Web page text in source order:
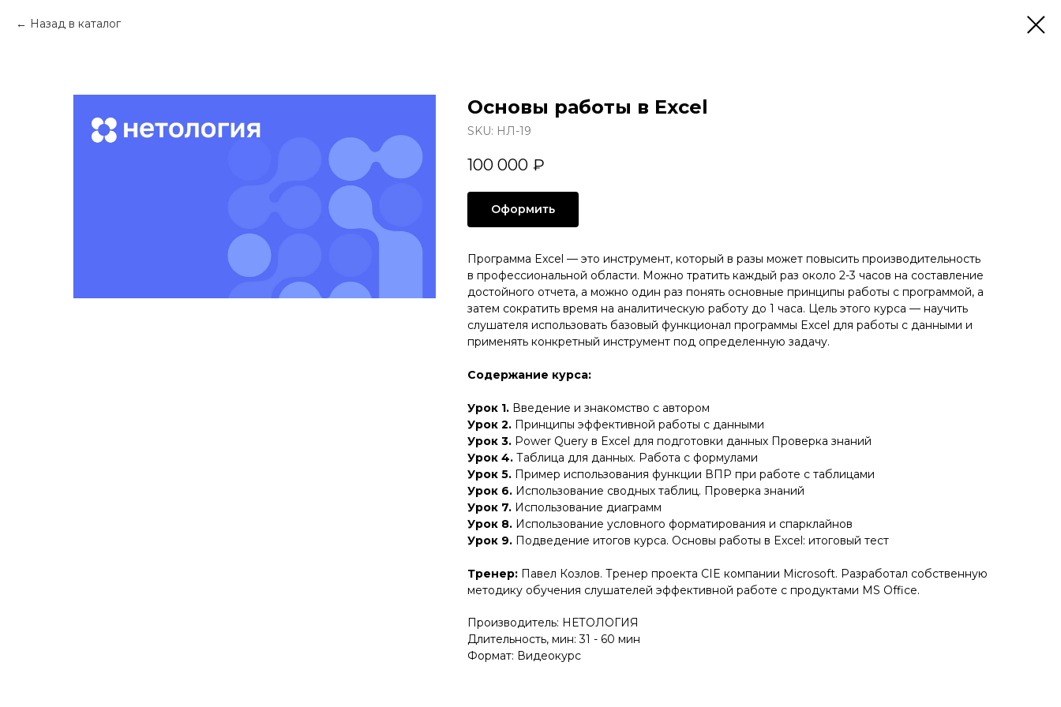
Назад в каталог
Основы работы в Excel
SKU: НЛ-19
100 000 ₽
Оформить
Программа Excel — это инструмент, который в разы может повысить производительность
в профессиональной области. Можно тратить каждый раз около 2-3 часов на составление
достойного отчета, а можно один раз понять основные принципы работы с программой, а
затем сократить время на аналитическую работу до 1 часа. Цель этого курса — научить
слушателя использовать базовый функционал программы Excel для работы с данными и
применять конкретный инструмент под определенную задачу.
Содержание курса:
Урок 1. Введение и знакомство с автором
Урок 2. Принципы эффективной работы с данными
Урок 3. Power Query в Excel для подготовки данных Проверка знаний
Урок 4. Таблица для данных. Работа с формулами
Урок 5. Пример использования функции ВПР при работе с таблицами
Урок 6. Использование сводных таблиц. Проверка знаний
Урок 7. Использование диаграмм
Урок 8. Использование условного форматирования и спарклайнов
Урок 9. Подведение итогов курса. Основы работы в Excel: итоговый тест
Тренер: Павел Козлов. Тренер проекта CIE компании Microsoft. Разработал собственную
методику обучения слушателей эффективной работе с продуктами MS Office.
Производитель: НЕТОЛОГИЯ
Длительность, мин: 31 - 60 мин
Формат: Видеокурс